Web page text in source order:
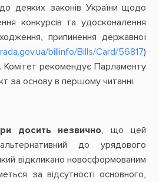
деяких законів України щодо
конкурсів та удосконалення
припинення державної
billinfo/Bills/Card/56817)
Комітет рекомендує Парламенту
за основу в першому читанні.
досить незвично, що цей
до урядового
відкликано новосформованим
за відсутності основного,